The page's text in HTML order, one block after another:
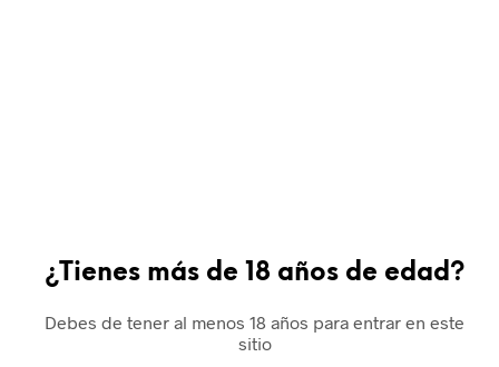
¿Tienes más de 18 años de edad?
Debes de tener al menos 18 años para entrar en este
sitio
Tu valoración*